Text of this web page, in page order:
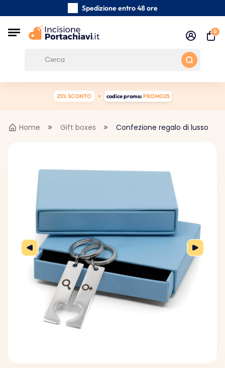
Spedizione entro 48 ore
Recensioni dei clienti:
0
25% SCONTO codice promo:PROMO25
Home Gift boxes Confezione regalo di lusso